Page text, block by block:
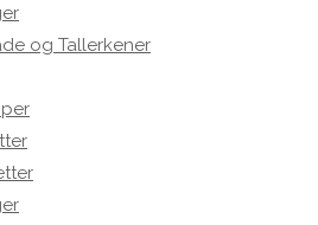
og Tallerkener